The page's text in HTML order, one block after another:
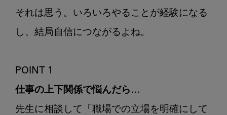
それは思う。いろいろやることが経験になる
し、結局自信につながるよね。
POINT 1
仕事の上下関係で悩んだら…
先生に相談して「職場での立場を明確にして